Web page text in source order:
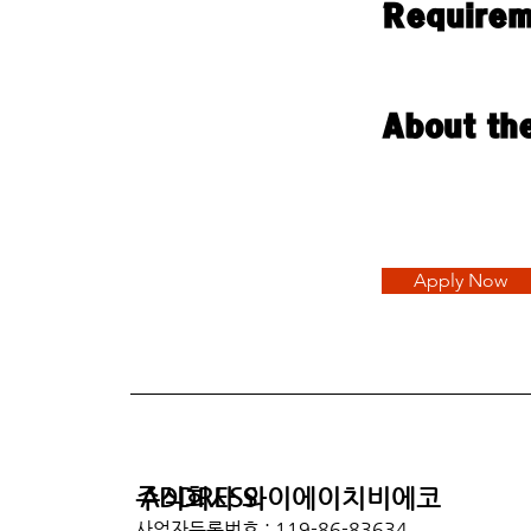
About
Apply Now
주식회사 와이에이치비에코
ADDRESS